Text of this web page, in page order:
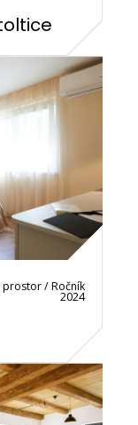
/ Ročník
2024